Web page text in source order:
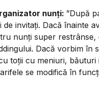
nunți: ”După
invitați. Dacă înainte
nunți super
Dacă vorbim în
toții cu meniuri,
se modifică în